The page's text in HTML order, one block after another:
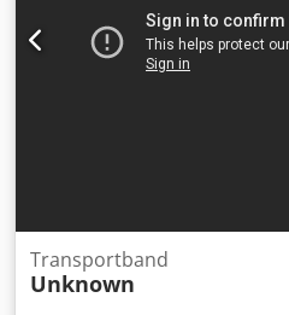
Financiële informatie BTW: De
BTW BTW/marge: BTW
Levering en inruil altijd
Transportband
Unknown